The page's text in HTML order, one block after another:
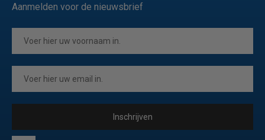
Aanmelden voor de nieuwsbrief
Inschrijven